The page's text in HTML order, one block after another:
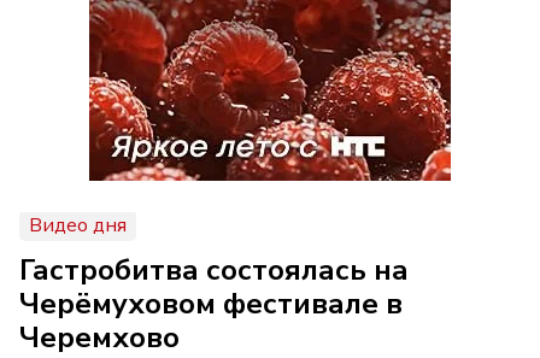
Видео дня
Гастробитва состоялась на
Черёмуховом фестивале в
Черемхово